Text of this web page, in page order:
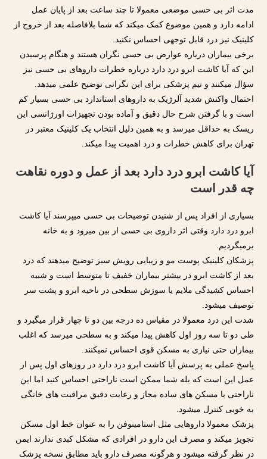
مدت اثر بی حسی موضعی معمولا تا چند ساعت بعد از پایان عمل
ادامه دارد و همین موضوع کمک میکند که شما بلافاصله بعد از خروج از
کلینیک نیز درد قابل توجهی احساس نکنید.
برخی بیماران درباره عوارض بی حسی نگران هستند و هنگام پرسیدن
این که آیا کاشت ابرو درد دارد درباره خطرات داروهای بی حسی نیز
سؤال میکنند و تیم پزشکی برای این نگرانی توضیح علمی میدهد.
احتمال واکنش شدید آلرژیک به داروهای استاندارد بی حسی بسیار کم
است و با گرفتن شرح حال دقیق و آماده بودن تجهیزات اورژانسی این
ریسک به حداقل میرسد و به همین دلیل انتخاب یک کلینیک معتبر در
تهران برای کاهش خطرات و درد اهمیت پیدا میکند.
آیا کاشت ابرو درد دارد بعد از عمل و دوره نقاهت
چه قدر است
بسیاری از افراد پس از شنیدن توضیحات بی حسی میپرسند آیا کاشت
ابرو درد دارد وقتی اثر داروی بی حسی از بین میرود و به خانه
برمیگردیم.
پزشکان کلینیک پوست مو و زیبایی رویش سبز توضیح میدهند که درد
بعد از کاشت ابرو در بیشتر بیماران خفیف تا متوسط است و شبیه
احساس کشیدگی ملایم یا سوزش سطحی در ناحیه ابرو و پشت سر
توصیف میشود.
شدت این درد معمولا در مقیاس ده درجه بین دو تا چهار قرار میگیرد و
طی دو تا سه روز اول کاهش پیدا میکند و به سطحی میرسد که اغلب
بیماران حتی نیازی به مسکن قوی احساس نمیکنند.
پاسخ عملی به پرسش آیا کاشت ابرو درد دارد در روزهای اول پس از
عمل این است که بله شما ممکن است ناراحتی احساس کنید اما این
ناراحتی با مسکن های ساده مجاز و رعایت دقیق مراقبت های خانگی
به خوبی کنترل میشود.
پزشک معمولا داروهایی مثل استامینوفن را به عنوان خط اول مسکن
تجویز میکند و مصرف این دارو در افرادی که مشکل کبدی ندارند ایمن
در نظر گرفته میشود و هرگونه مصرف دارو باید مطابق نسخه پزشک